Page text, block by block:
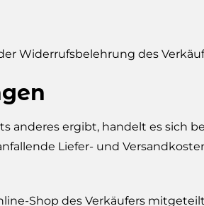
Widerrufsbelehrung des
anderes ergibt, handelt es sich
Liefer- und
Shop des Verkäufers